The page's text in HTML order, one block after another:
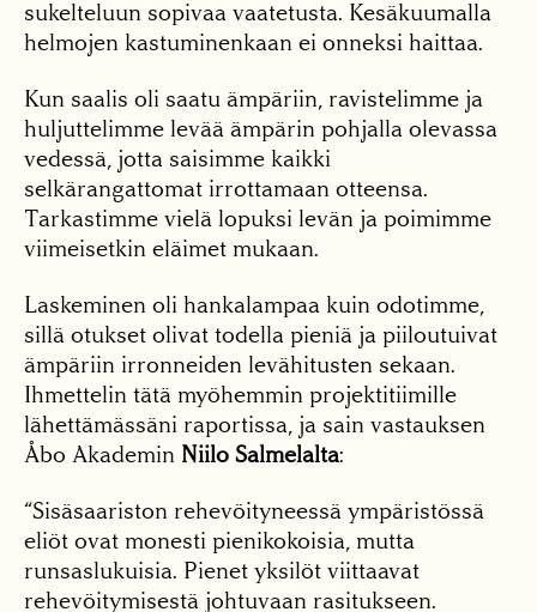
sukelteluun sopivaa vaatetusta. Kesäkuumalla
helmojen kastuminenkaan ei onneksi haittaa.
Kun saalis oli saatu ämpäriin, ravistelimme ja
huljuttelimme levää ämpärin pohjalla olevassa
vedessä, jotta saisimme kaikki
selkärangattomat irrottamaan otteensa.
Tarkastimme vielä lopuksi levän ja poimimme
viimeisetkin eläimet mukaan.
Laskeminen oli hankalampaa kuin odotimme,
sillä otukset olivat todella pieniä ja piiloutuivat
ämpäriin irronneiden levähitusten sekaan.
Ihmettelin tätä myöhemmin projektitiimille
lähettämässäni raportissa, ja sain vastauksen
Åbo Akademin Niilo Salmelalta:
“Sisäsaariston rehevöityneessä ympäristössä
eliöt ovat monesti pienikokoisia, mutta
runsaslukuisia. Pienet yksilöt viittaavat
rehevöitymisestä johtuvaan rasitukseen.